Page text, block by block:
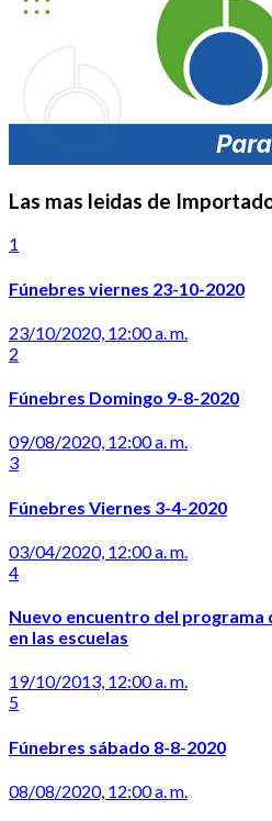
Las mas leidas de
1
Fúnebres viernes 23-10-2020
23/10/2020, 12:00 a. m.
2
Fúnebres Domingo 9-8-2020
09/08/2020, 12:00 a. m.
3
Fúnebres Viernes 3-4-2020
03/04/2020, 12:00 a. m.
4
Nuevo encuentro del programa
en las escuelas
19/10/2013, 12:00 a. m.
5
Fúnebres sábado 8-8-2020
08/08/2020, 12:00 a. m.